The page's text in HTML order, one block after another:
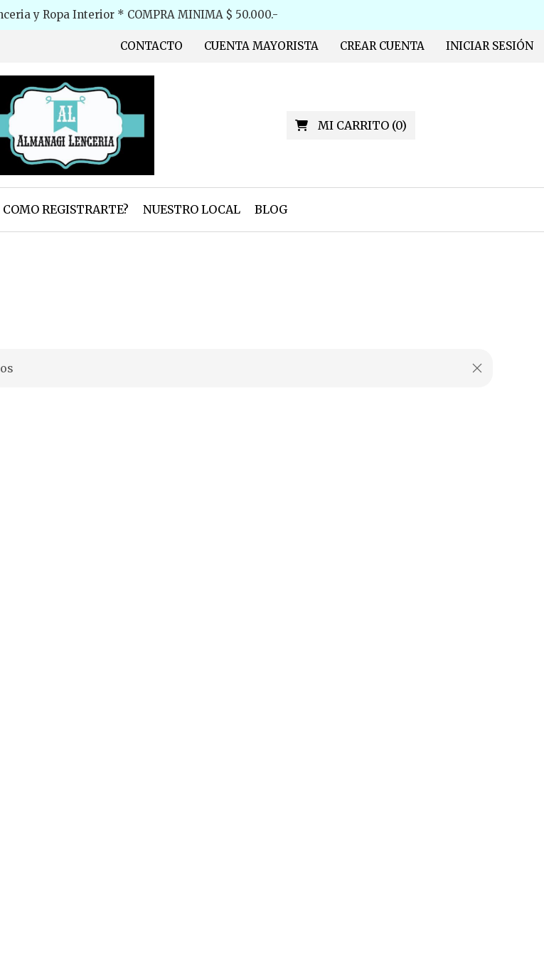
y Ropa Interior * COMPRA MINIMA $ 50.000.-
CONTACTO CUENTA MAYORISTA CREAR CUENTA INICIAR SESIÓN
MI CARRITO(0)
COMO REGISTRARTE? NUESTRO LOCAL BLOG